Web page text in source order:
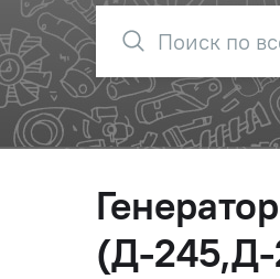
(Д-245,Д-